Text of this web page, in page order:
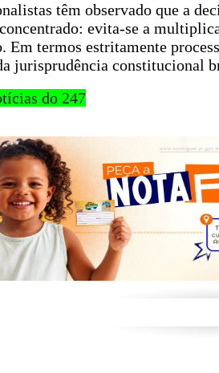
têm observado que a
evita-se a
Em termos estritamente
jurisprudência constitucional
do 247